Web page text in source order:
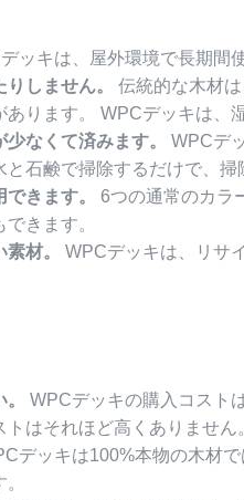
ッキは、屋外環境で長期間
しません。 伝統的な木材
あります。 WPCデッキは、
少なくて済みます。 WPCデ
と石鹸で掃除するだけで、
きます。
6つの通常のカラ
きます。
材。
WPCデッキは、リサ
。 WPCデッキの購入コスト
はそれほど高くありません
デッキは100%本物の木材で